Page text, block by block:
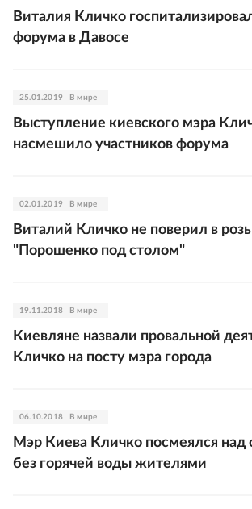
Виталия Кличко
форума в Давосе
25.01.2019 В мире
Выступление киевского мэра
насмешило участников форума
02.01.2019 В мире
Виталий Кличко не поверил в
"Порошенко под столом"
19.11.2018 В мире
Киевляне назвали провальной
Кличко на посту мэра города
06.10.2018 В мире
Мэр Киева Кличко посмеялся над
без горячей воды жителями